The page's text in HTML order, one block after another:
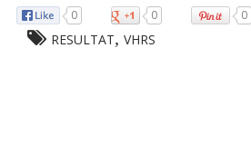
0 0 0
RESULTAT, VHRS